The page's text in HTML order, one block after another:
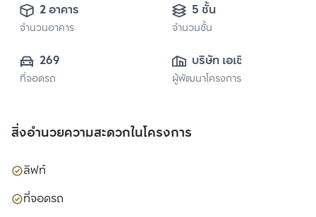
2 อาคาร
จำนวนอาคาร
5 ชั้น
จำนวนชั้น
269
ที่จอดรถ
บริษัท เอเชี่ยน
พร็อพเพอร์ตี้
ผู้พัฒนาโครงการ
สิ่งอำนวยความสะดวกในโครงการ
ลิฟท์
ที่จอดรถ